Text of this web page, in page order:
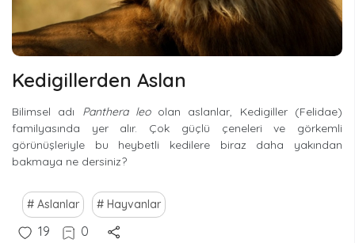
Kedigillerden Aslan
Bilimsel adı Panthera leoolan aslanlar, Kedigiller (Felidae)
familyasında yer alır. Çok güçlü çeneleri ve görkemli
görünüşleriyle bu heybetli kedilere biraz daha yakından
bakmaya ne dersiniz?
Aslanlar Hayvanlar
19 0